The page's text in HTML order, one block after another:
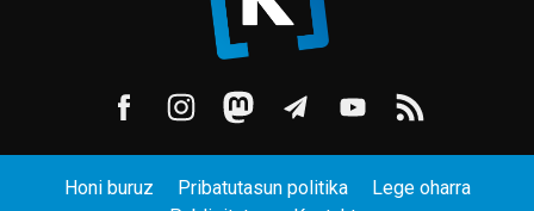
Honi buruz Pribatutasun politika
Lege oharra